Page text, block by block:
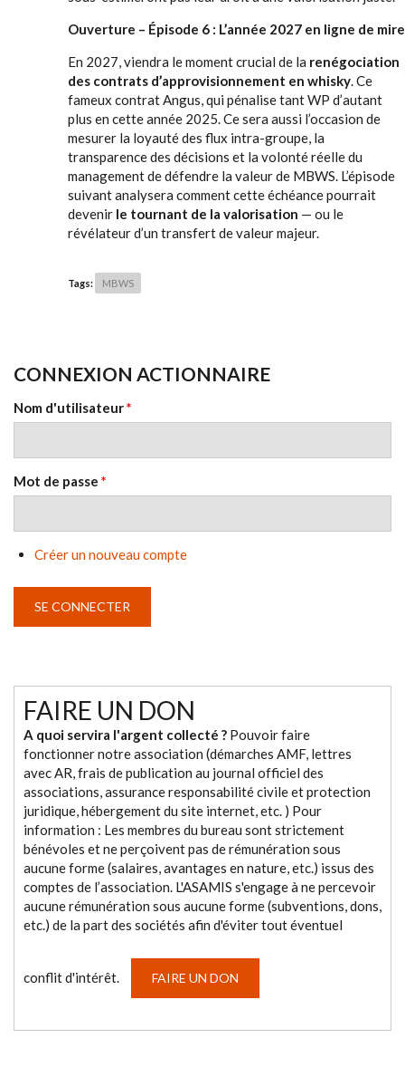
Ouverture – Épisode 6 : L’année 2027 en ligne de mire
En 2027, viendra le moment crucial de la renégociation
des contrats d’approvisionnement en whisky. Ce
fameux contrat Angus, qui pénalise tant WP d’autant
plus en cette année 2025. Ce sera aussi l’occasion de
mesurer la loyauté des flux intra-groupe, la
transparence des décisions et la volonté réelle du
management de défendre la valeur de MBWS. L’épisode
suivant analysera comment cette échéance pourrait
devenir le tournant de la valorisation — ou le
révélateur d’un transfert de valeur majeur.
Tags: MBWS
CONNEXION ACTIONNAIRE
Nom d'utilisateur*
Mot de passe *
Créer un nouveau compte
FAIRE UN DON
A quoi servira l'argent collecté ? Pouvoir faire
fonctionner notre association (démarches AMF, lettres
avec AR, frais de publication au journal officiel des
associations, assurance responsabilité civile et protection
juridique, hébergement du site internet, etc. ) Pour
information : Les membres du bureau sont strictement
bénévoles et ne perçoivent pas de rémunération sous
aucune forme (salaires, avantages en nature, etc.) issus des
comptes de l’association. L'ASAMIS s'engage à ne percevoir
aucune rémunération sous aucune forme (subventions, dons,
etc.) de la part des sociétés afin d'éviter tout éventuel
conflit d'intérêt. FAIRE UN DON